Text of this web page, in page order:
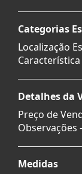
Categorias
Localização
Detalhes da
Preço de
Observações
Medidas